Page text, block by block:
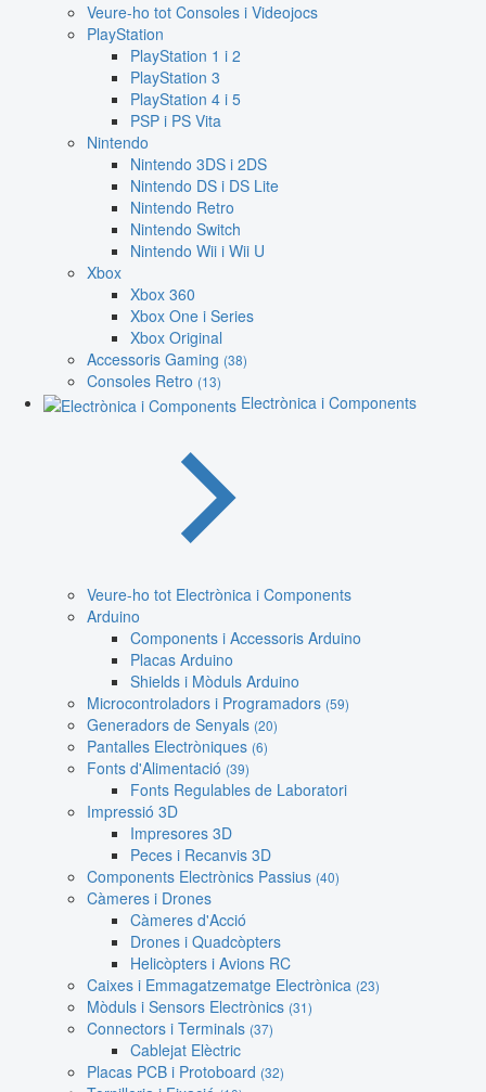
Veure-ho tot Consoles i Videojocs
PlayStation
PlayStation 1 i 2
PlayStation 3
PlayStation 4 i 5
PSP i PS Vita
Nintendo
Nintendo 3DS i 2DS
Nintendo DS i DS Lite
Nintendo Retro
Nintendo Switch
Nintendo Wii i Wii U
Xbox
Xbox 360
Xbox One i Series
Xbox Original
Accessoris Gaming (38)
Consoles Retro (13)
Electrònica i Components
Veure-ho tot Electrònica i Components
Arduino
Components i Accessoris Arduino
Placas Arduino
Shields i Mòduls Arduino
Microcontroladors i Programadors (59)
Generadors de Senyals (20)
Pantalles Electròniques (6)
Fonts d'Alimentació (39)
Fonts Regulables de Laboratori
Impressió 3D
Impresores 3D
Peces i Recanvis 3D
Components Electrònics Passius (40)
Càmeres i Drones
Càmeres d'Acció
Drones i Quadcòpters
Helicòpters i Avions RC
Caixes i Emmagatzematge Electrònica (23)
Mòduls i Sensors Electrònics (31)
Connectors i Terminals (37)
Cablejat Elèctric
Placas PCB i Protoboard (32)